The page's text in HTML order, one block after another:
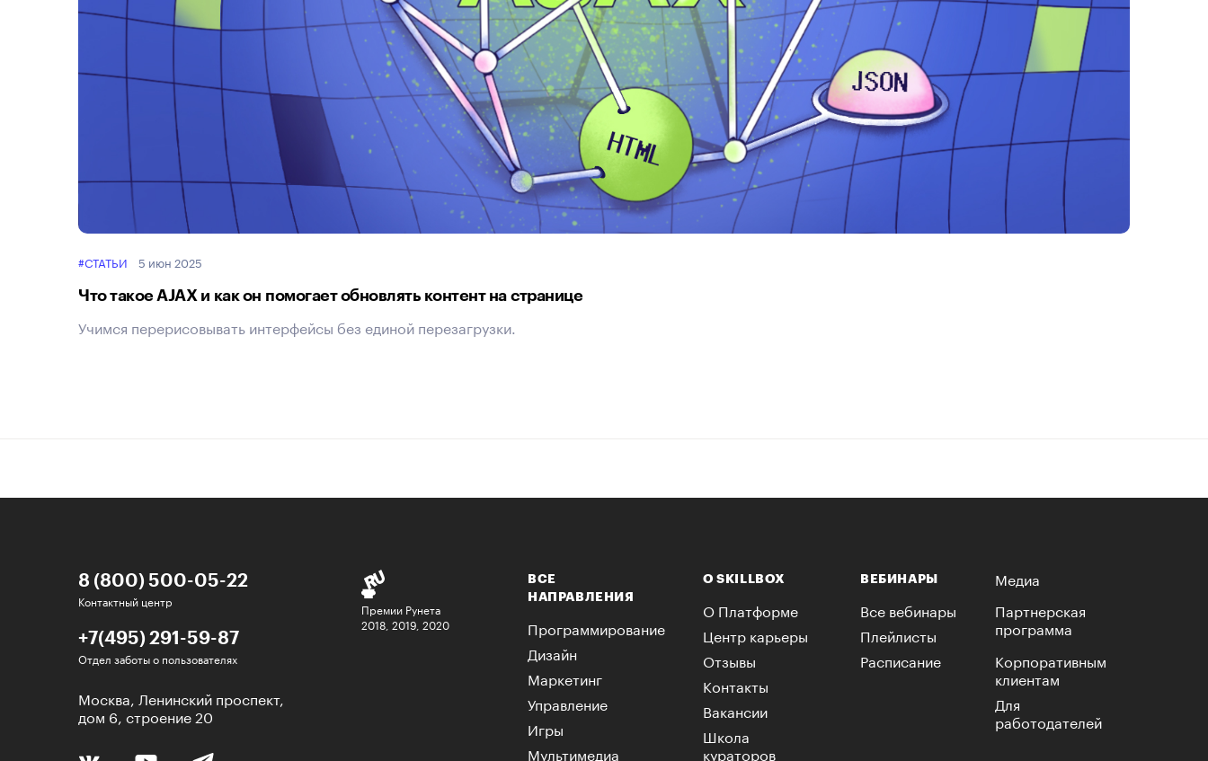
#СТАТЬИ 5 июн 2025
Что такое AJAX и как он помогает обновлять контент на странице
Учимся перерисовывать интерфейсы без единой перезагрузки.
8 (800) 500-05-22
Контактный центр
+7(495) 291-59-87
Отдел заботы о пользователях
Москва, Ленинский проспект,
дом 6, строение 20
Премии Рунета
2018, 2019, 2020
ВСЕ
НАПРАВЛЕНИЯ
Программирование
Дизайн
Маркетинг
Управление
Игры
Мультимедиа
О SKILLBOX
О Платформе
Центр карьеры
Отзывы
Контакты
Вакансии
Школа
кураторов
ВЕБИНАРЫ
Все вебинары
Плейлисты
Расписание
Медиа
Партнерская
программа
Корпоративным
клиентам
Для
работодателей